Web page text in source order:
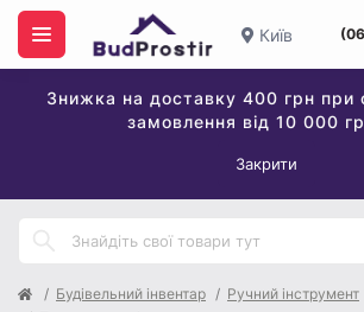
Київ
Знижка на доставку 400 грн при
замовлення від 10 000
Закрити
Будівельний інвентар Ручний інструмент